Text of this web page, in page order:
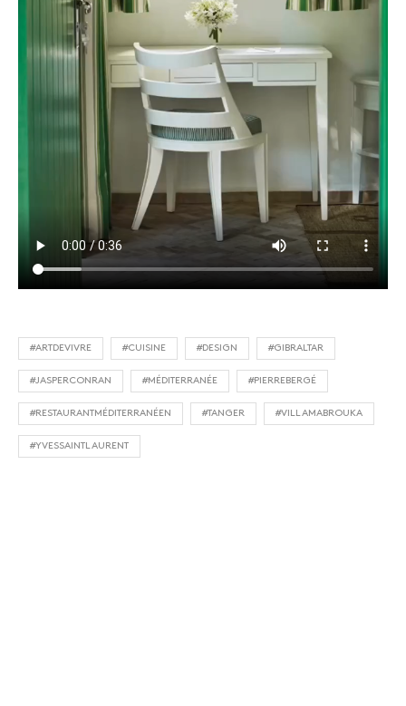
#ARTDEVIVRE #CUISINE #DESIGN #GIBRALTAR
#JASPERCONRAN #MÉDITERRANÉE #PIERREBERGÉ
#RESTAURANTMÉDITERRANÉEN #TANGER #VILLAMABROUKA
#YVESSAINTLAURENT